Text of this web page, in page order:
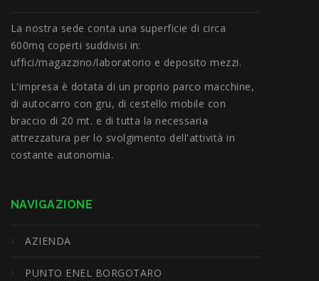
La nostra sede conta una superficie di circa
600mq coperti suddivisi in:
uffici/magazzino/laboratorio e deposito mezzi.
L'impresa è dotata di un proprio parco macchine,
di autocarro con gru, di cestello mobile con
braccio di 20 mt. e di tutta la necessaria
attrezzatura per lo svolgimento dell'attività in
costante autonomia.
NAVIGAZIONE
AZIENDA
PUNTO ENEL BORGOTARO